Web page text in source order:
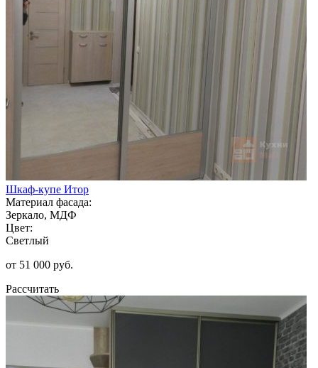
Шкаф-купе Итор
Материал фасада:
Зеркало, МДФ
Цвет:
Светлый
от 51 000 руб.
Рассчитать